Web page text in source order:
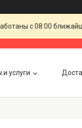
с 08:00
услуги